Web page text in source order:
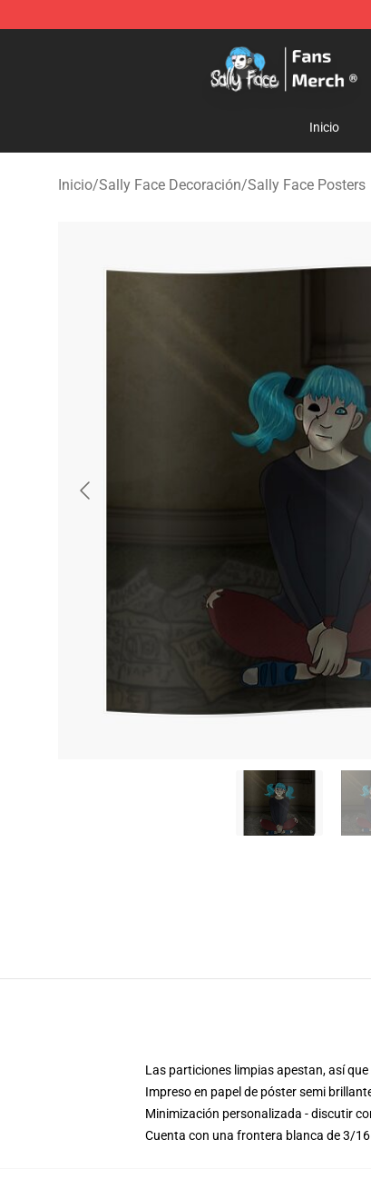
Sally Face Store - Official Sally Face Merchandise
Inicio
Inicio/Sally Face Decoración/Sally Face Posters
Las particiones limpias apestan, así
Impreso en papel de póster semi
Minimización personalizada - discutir
Cuenta con una frontera blanca de 3/